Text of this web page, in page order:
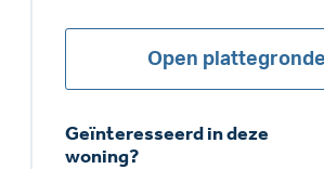
Open
Geïnteresseerd in deze
woning?